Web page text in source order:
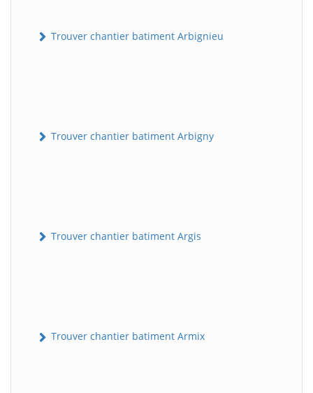
Trouver chantier batiment Arbignieu
Trouver chantier batiment Arbigny
Trouver chantier batiment Argis
Trouver chantier batiment Armix